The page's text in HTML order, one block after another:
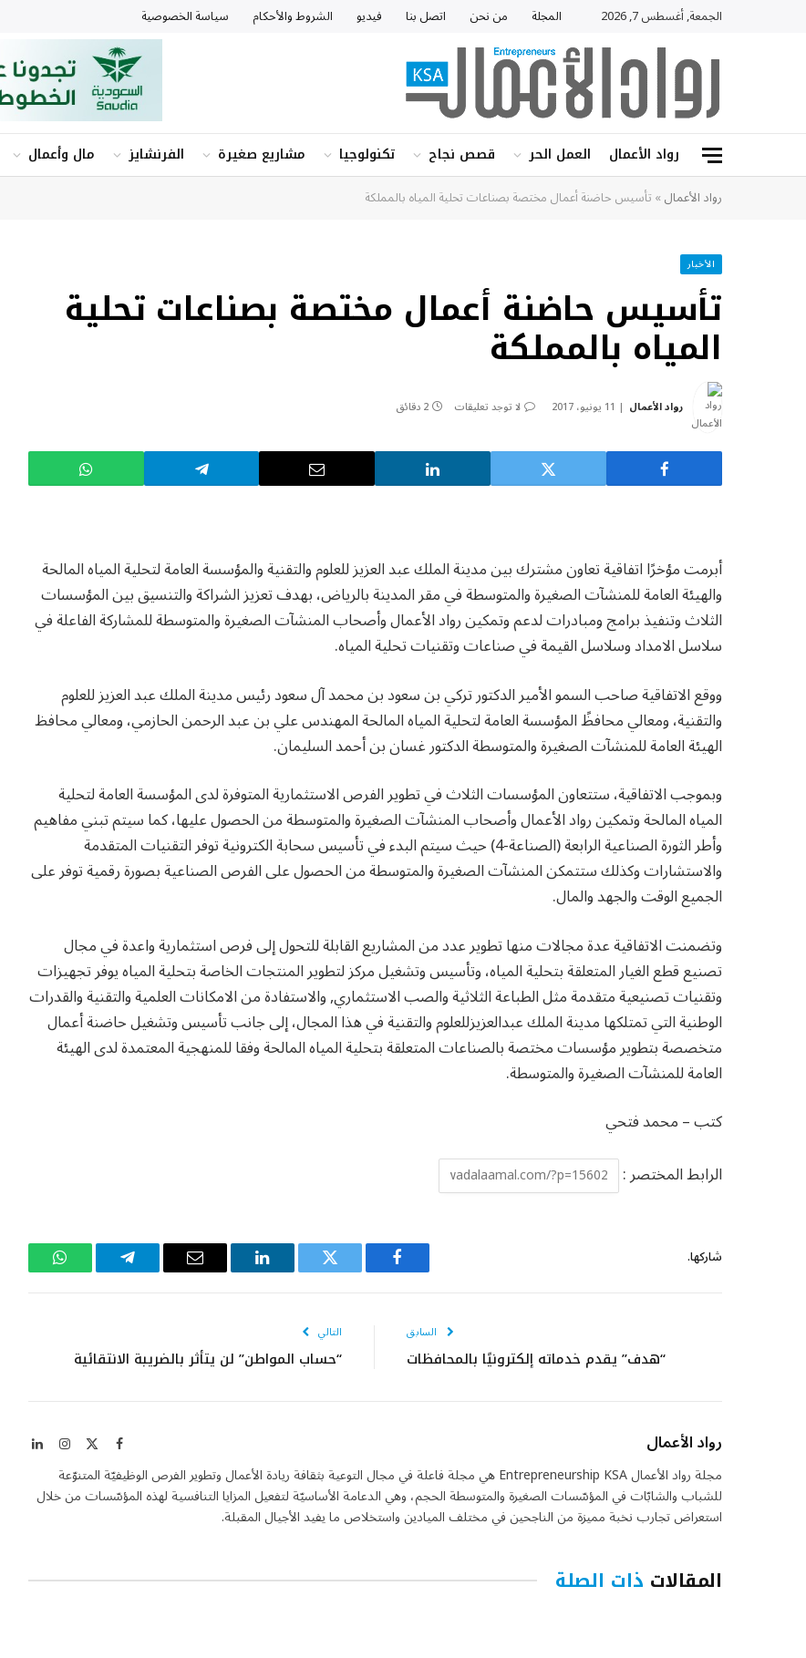
الجمعة, أغسطس 7, 2026 المجلة من نحن اتصل بنا فيديو الشروط والأحكام سياسة الخصوصية
رواد الأعمال العمل الحر قصص نجاح تكنولوجيا مشاريع صغيرة الفرنشايز مال وأعمال
رواد الأعمال»تأسيس حاضنة أعمال مختصة بصناعات تحلية المياه بالمملكة
الأخبار
تأسيس حاضنة أعمال مختصة بصناعات تحلية
المياه بالمملكة
رواد الأعمال 11 يونيو، 2017 لا توجد تعليقات 2 دقائق
أبرمت مؤخرًا اتفاقية تعاون مشترك بين مدينة الملك عبد العزيز للعلوم والتقنية والمؤسسة العامة لتحلية المياه المالحة
والهيئة العامة للمنشآت الصغيرة والمتوسطة في مقر المدينة بالرياض، بهدف تعزيز الشراكة والتنسيق بين المؤسسات
الثلاث وتنفيذ برامج ومبادرات لدعم وتمكين رواد الأعمال وأصحاب المنشآت الصغيرة والمتوسطة للمشاركة الفاعلة في
سلاسل الامداد وسلاسل القيمة في صناعات وتقنيات تحلية المياه.
ووقع الاتفاقية صاحب السمو الأمير الدكتور تركي بن سعود بن محمد آل سعود رئيس مدينة الملك عبد العزيز للعلوم
والتقنية، ومعالي محافظً المؤسسة العامة لتحلية المياه المالحة المهندس علي بن عبد الرحمن الحازمي، ومعالي محافظ
الهيئة العامة للمنشآت الصغيرة والمتوسطة الدكتور غسان بن أحمد السليمان.
وبموجب الاتفاقية، ستتعاون المؤسسات الثلاث في تطوير الفرص الاستثمارية المتوفرة لدى المؤسسة العامة لتحلية
المياه المالحة وتمكين رواد الأعمال وأصحاب المنشآت الصغيرة والمتوسطة من الحصول عليها، كما سيتم تبني مفاهيم
وأطر الثورة الصناعية الرابعة (الصناعة-4) حيث سيتم البدء في تأسيس سحابة الكترونية توفر التقنيات المتقدمة
والاستشارات وكذلك ستتمكن المنشآت الصغيرة والمتوسطة من الحصول على الفرص الصناعية بصورة رقمية توفر على
الجميع الوقت والجهد والمال.
وتضمنت الاتفاقية عدة مجالات منها تطوير عدد من المشاريع القابلة للتحول إلى فرص استثمارية واعدة في مجال
تصنيع قطع الغيار المتعلقة بتحلية المياه، وتأسيس وتشغيل مركز لتطوير المنتجات الخاصة بتحلية المياه يوفر تجهيزات
وتقنيات تصنيعية متقدمة مثل الطباعة الثلاثية والصب الاستثماري, والاستفادة من الامكانات العلمية والتقنية والقدرات
الوطنية التي تمتلكها مدينة الملك عبدالعزيزللعلوم والتقنية في هذا المجال، إلى جانب تأسيس وتشغيل حاضنة أعمال
متخصصة بتطوير مؤسسات مختصة بالصناعات المتعلقة بتحلية المياه المالحة وفقا للمنهجية المعتمدة لدى الهيئة
العامة للمنشآت الصغيرة والمتوسطة.
كتب – محمد فتحي
الرابط المختصر :
شاركها.
فيسبوك تويتر لينكدإن
البريد
تيلقرام واتساب
السابق
“هدف” يقدم خدماته إلكترونيًا بالمحافظات
التالي
“حساب المواطن” لن يتأثر بالضريبة الانتقائية
رواد الأعمال فيسبوك الانستغرام
لينكدإن
مجلة رواد الأعمال Entrepreneurship KSA هي مجلة فاعلة في مجال التوعية بثقافة ريادة الأعمال وتطوير الفرص الوظيفيّة المتنوّعة
للشباب والشابّات في المؤسّسات الصغيرة والمتوسطة الحجم، وهي الدعامة الأساسيّة لتفعيل المزايا التنافسية لهذه المؤسّسات من خلال
استعراض تجارب نخبة مميزة من الناجحين في مختلف الميادين واستخلاص ما يفيد الأجيال المقبلة.
المقالات ذات الصلة